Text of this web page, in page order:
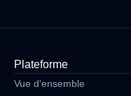
Plateforme
Vue d'ensemble